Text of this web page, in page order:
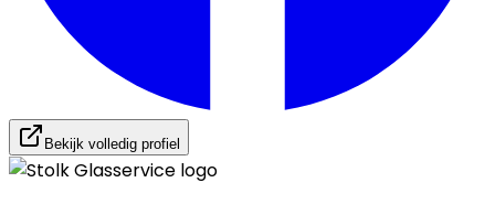
Bekijk volledig profiel